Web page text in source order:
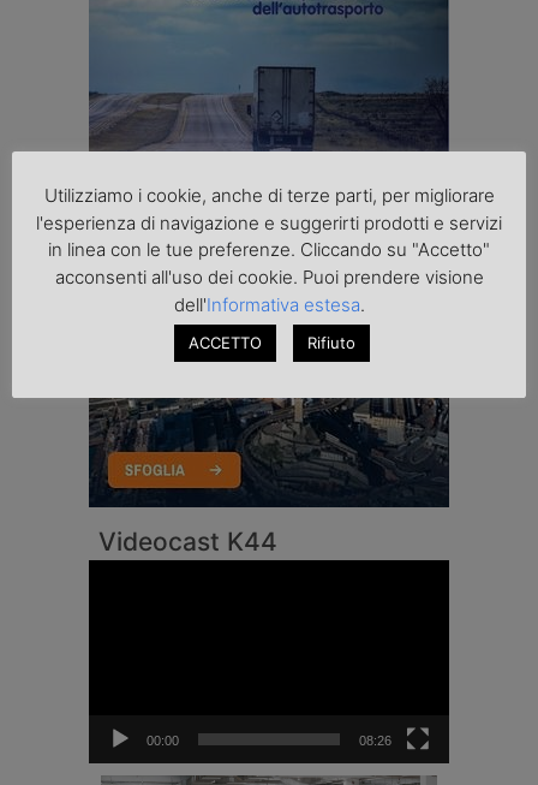
Videocast K44
00:00 08:26
Utilizziamo i cookie, anche di terze parti, per migliorare
l'esperienza di navigazione e suggerirti prodotti e servizi
in linea con le tue preferenze. Cliccando su "Accetto"
acconsenti all'uso dei cookie. Puoi prendere visione
dell'Informativa estesa.
ACCETTO Rifiuto